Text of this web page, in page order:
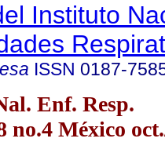
Instituto
ISSN 0187-
Enf. Resp.
no.4 México